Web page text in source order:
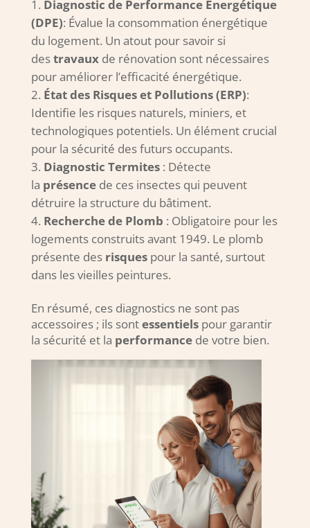
Diagnostic de Performance Énergétique
(DPE): Évalue la consommation énergétique
du logement. Un atout pour savoir si
destravauxde rénovation sont nécessaires
pour améliorer l’efficacité énergétique.
État des Risques et Pollutions (ERP):
Identifie les risques naturels, miniers, et
technologiques potentiels. Un élément crucial
pour la sécurité des futurs occupants.
Diagnostic Termites: Détecte
la présencede ces insectes qui peuvent
détruire la structure du bâtiment.
Recherche de Plomb : Obligatoire pour les
logements construits avant 1949. Le plomb
présente des risquespour la santé, surtout
dans les vieilles peintures.
En résumé, ces diagnostics ne sont pas
accessoires ; ils sontessentielspour garantir
la sécurité et la performancede votre bien.